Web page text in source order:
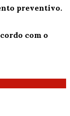
preventivo.
com o